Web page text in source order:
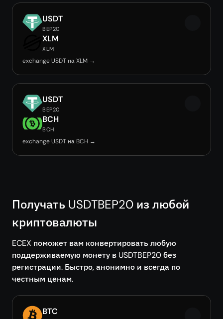
USDT
BEP20
XLM
XLM
exchange USDT на XLM →
USDT
BEP20
BCH
BCH
exchange USDT на BCH →
Получать USDTBEP20 из любой
криптовалюты
ECEX поможет вам конвертировать любую
поддерживаемую монету в USDTBEP20 без
регистрации. Быстро, анонимно и всегда по
честным ценам.
BTC